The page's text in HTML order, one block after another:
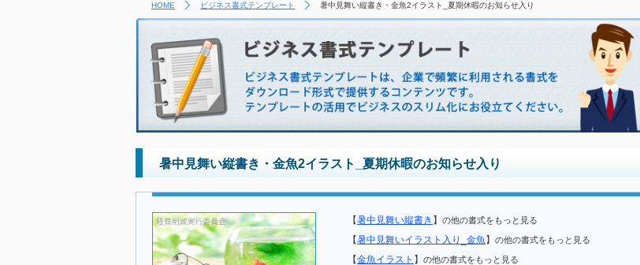
HOME ビジネス書式テンプレート 暑中見舞い縦書き・金魚2イラスト_夏期休暇のお知らせ入り
暑中見舞い縦書き・金魚2イラスト_夏期休暇のお知らせ入り
【暑中見舞い縦書き 】 の他の書式をもっと見る
【暑中見舞いイラスト入り_金魚 】 の他の書式をもっと見る
【金魚イラスト 】 の他の書式をもっと見る